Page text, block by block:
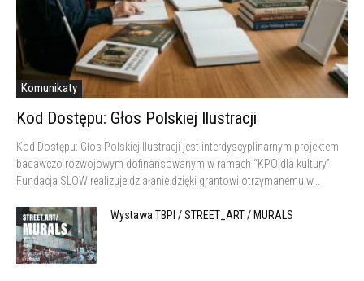
Komunikaty
Kod Dostępu: Głos Polskiej Ilustracji
Kod Dostępu: Głos Polskiej Ilustracji jest interdyscyplinarnym projektem
badawczo rozwojowym dofinansowanym w ramach “KPO dla kultury”.
Fundacja SLOW realizuje działanie dzięki grantowi otrzymanemu w...
Wystawa TBPI / STREET_ART / MURALS